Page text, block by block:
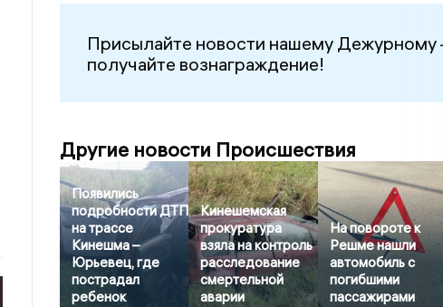
Присылайте новости нашему Дежурному
получайте вознаграждение!
Другие новости Происшествия
Появились
подробности ДТП
на трассе
Кинешма –
Юрьевец, где
пострадал
ребенок
Кинешемская
прокуратура
взяла на контроль
расследование
смертельной
аварии
На повороте к
Решме нашли
автомобиль с
погибшими
пассажирами